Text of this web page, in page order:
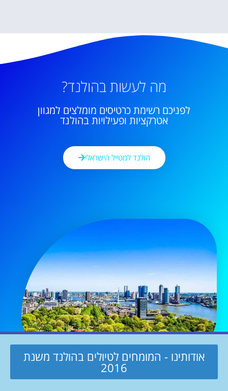
מה לעשות בהולנד?
לפניכם רשימת כרטיסים מומלצים למגוון
אטרקציות ופעילויות בהולנד
הולנד למטייל הישראלי
אודותינו - המומחים לטיולים בהולנד משנת
2016